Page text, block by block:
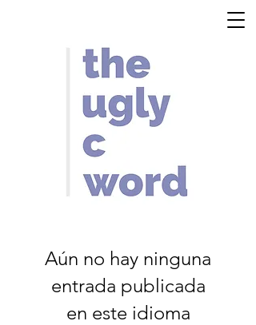
Aún no hay ninguna
entrada publicada
en este idioma